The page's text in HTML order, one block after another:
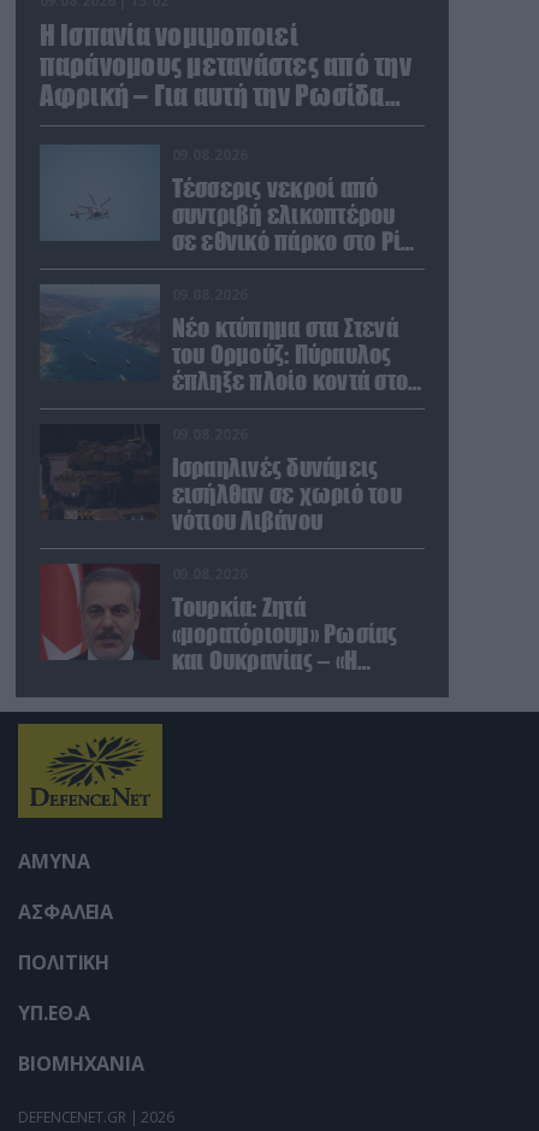
Η Ισπανία νομιμοποιεί
παράνομους μετανάστες από την
Αφρική – Για αυτή την Ρωσίδα
όμως επέλεξαν την απέλαση
Τέσσερις νεκροί από
συντριβή ελικοπτέρου
σε εθνικό πάρκο στο Ρίο
ντε Τζανέιρο (βίντεο)
Νέο κτύπημα στα Στενά
του Ορμούζ: Πύραυλος
έπληξε πλοίο κοντά στο
Ομάν
Ισραηλινές δυνάμεις
εισήλθαν σε χωριό του
νότιου Λιβάνου
Τουρκία: Ζητά
«μορατόριουμ» Ρωσίας
και Ουκρανίας – «Η
είναι ίδια με το άρθρο 5
ΑΜΥΝΑ
ΑΣΦΑΛΕΙΑ
ΠΟΛΙΤΙΚΗ
ΥΠ.ΕΘ.Α
ΒΙΟΜΗΧΑΝΙΑ
DEFENCENET.GR | 2026